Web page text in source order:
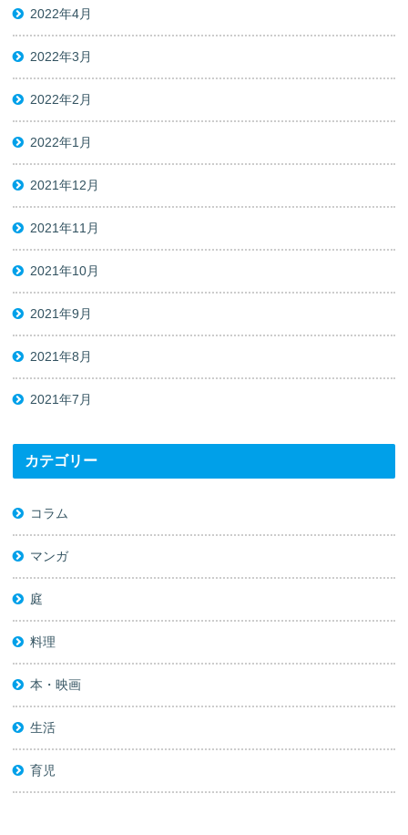
2022年4月
2022年3月
2022年2月
2022年1月
2021年12月
2021年11月
2021年10月
2021年9月
2021年8月
2021年7月
カテゴリー
コラム
マンガ
庭
料理
本・映画
生活
育児